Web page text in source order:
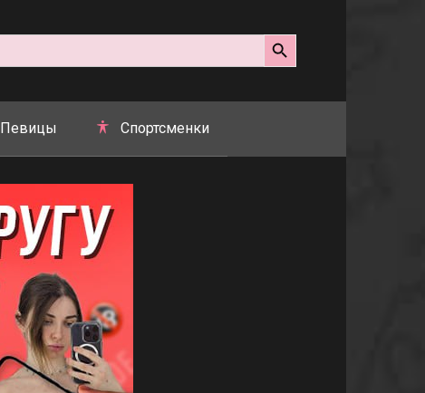
Search Button
Певицы Спортсменки